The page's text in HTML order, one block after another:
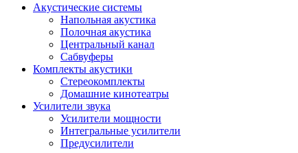
Акустические системы
Напольная акустика
Полочная акустика
Центральный канал
Сабвуферы
Комплекты акустики
Стереокомплекты
Домашние кинотеатры
Усилители звука
Усилители мощности
Интегральные усилители
Предусилители